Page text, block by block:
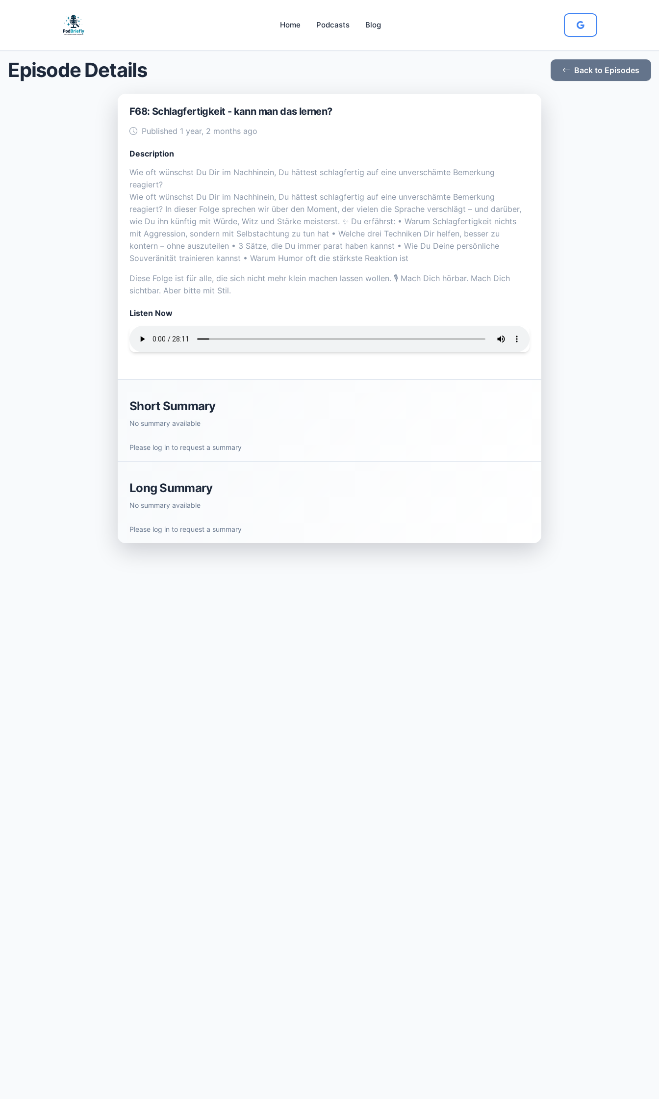
Home Podcasts Blog
Episode Details Back to Episodes
F68: Schlagfertigkeit - kann man das lernen?
Published 1 year, 2 months ago
Description
Wie oft wünschst Du Dir im Nachhinein, Du hättest schlagfertig auf eine unverschämte Bemerkung
reagiert?
Wie oft wünschst Du Dir im Nachhinein, Du hättest schlagfertig auf eine unverschämte Bemerkung
reagiert? In dieser Folge sprechen wir über den Moment, der vielen die Sprache verschlägt – und darüber,
wie Du ihn künftig mit Würde, Witz und Stärke meisterst. ✨ Du erfährst: • Warum Schlagfertigkeit nichts
mit Aggression, sondern mit Selbstachtung zu tun hat • Welche drei Techniken Dir helfen, besser zu
kontern – ohne auszuteilen • 3 Sätze, die Du immer parat haben kannst • Wie Du Deine persönliche
Souveränität trainieren kannst • Warum Humor oft die stärkste Reaktion ist
Diese Folge ist für alle, die sich nicht mehr klein machen lassen wollen. 🎙️ Mach Dich hörbar. Mach Dich
sichtbar. Aber bitte mit Stil.
Listen Now
Short Summary
No summary available
Please log in to request a summary
Long Summary
No summary available
Please log in to request a summary